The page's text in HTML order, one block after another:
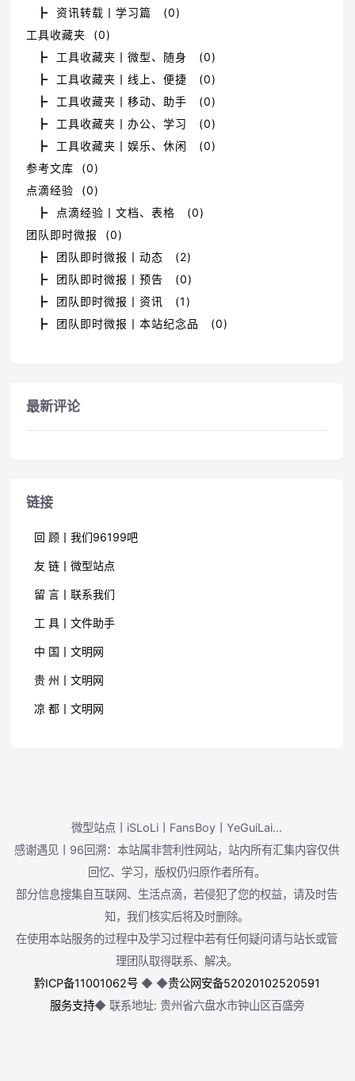
┣ 资讯转载丨学习篇 (0)
工具收藏夹 (0)
┣ 工具收藏夹丨微型、随身 (0)
┣ 工具收藏夹丨线上、便捷 (0)
┣ 工具收藏夹丨移动、助手 (0)
┣ 工具收藏夹丨办公、学习 (0)
┣ 工具收藏夹丨娱乐、休闲 (0)
参考文库 (0)
点滴经验 (0)
┣ 点滴经验丨文档、表格 (0)
团队即时微报 (0)
┣ 团队即时微报丨动态 (2)
┣ 团队即时微报丨预告 (0)
┣ 团队即时微报丨资讯 (1)
┣ 团队即时微报丨本站纪念品 (0)
最新评论
链接
回 顾丨我们96199吧
友 链丨微型站点
留 言丨联系我们
工 具丨文件助手
中 国丨文明网
贵 州丨文明网
凉 都丨文明网
微型站点丨iSLoLi丨FansBoy丨YeGuiLai...
感谢遇见丨96回溯：本站属非营利性网站，站内所有汇集内容仅供
回忆、学习，版权仍归原作者所有。
部分信息搜集自互联网、生活点滴，若侵犯了您的权益，请及时告
知，我们核实后将及时删除。
在使用本站服务的过程中及学习过程中若有任何疑问请与站长或管
理团队取得联系、解决。
黔ICP备11001062号◆ ◆贵公网安备52020102520591
服务支持◆ 联系地址: 贵州省六盘水市钟山区百盛旁